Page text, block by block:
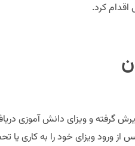
کرد.
برای او پذیرش گرفته و ویزای دانش آموزی
از ورود ویزای خود را به کاری یا